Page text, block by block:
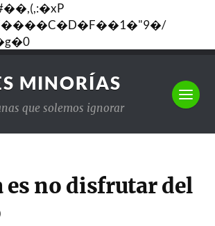
MINORÍAS
que solemos ignorar
es no disfrutar del